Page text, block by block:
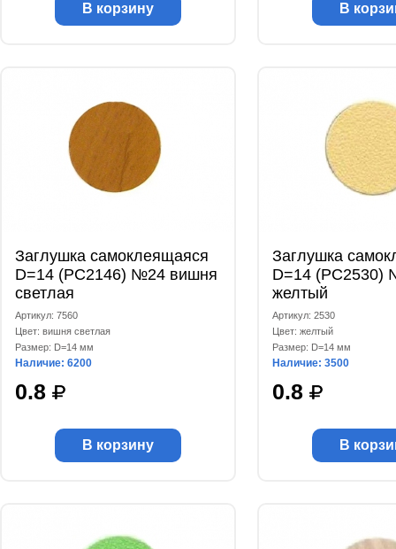
В корзину В
Заглушка самоклеящаяся
D=14 (РС2146) №24 вишня
светлая
Артикул: 7560
Цвет: вишня светлая
Размер: D=14 мм
Наличие: 6200
0.8
В корзину
Заглушка
D=14 (РС2530)
желтый
Артикул: 2530
Цвет: желтый
Размер: D=14 мм
Наличие: 3500
0.8
В